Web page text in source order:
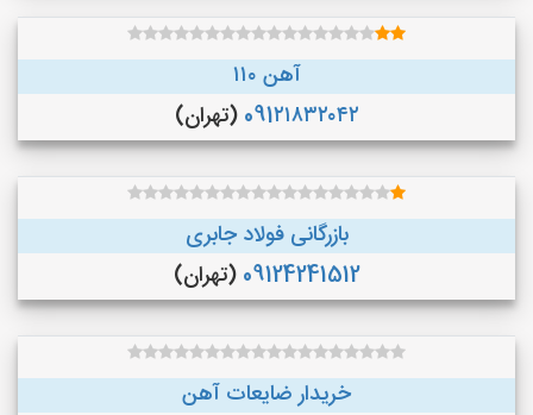
آهن ۱۱۰
091۲۱۸۳۲۰۴۲ (تهران)
بازرگانی فولاد جابری
09124241512 (تهران)
خریدار ضایعات آهن